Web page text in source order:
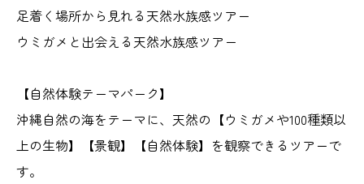
足着く場所から見れる天然水族感ツアー
ウミガメと出会える天然水族感ツアー
【自然体験テーマパーク】
沖縄自然の海をテーマに、天然の【ウミガメや100種類以
上の生物】【景観】【自然体験】を観察できるツアーで
す。